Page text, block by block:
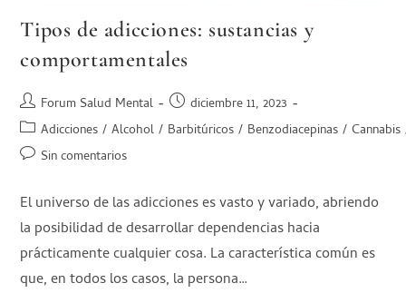
Tipos de adicciones: sustancias y
comportamentales
Forum Salud Mental
diciembre 11, 2023
Adicciones / Alcohol / Barbitúricos / Benzodiacepinas / Cannabis
Sin comentarios
El universo de las adicciones es vasto y variado, abriendo
la posibilidad de desarrollar dependencias hacia
prácticamente cualquier cosa. La característica común es
que, en todos los casos, la persona…